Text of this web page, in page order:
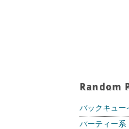
Random
バックキュー
パーティー系